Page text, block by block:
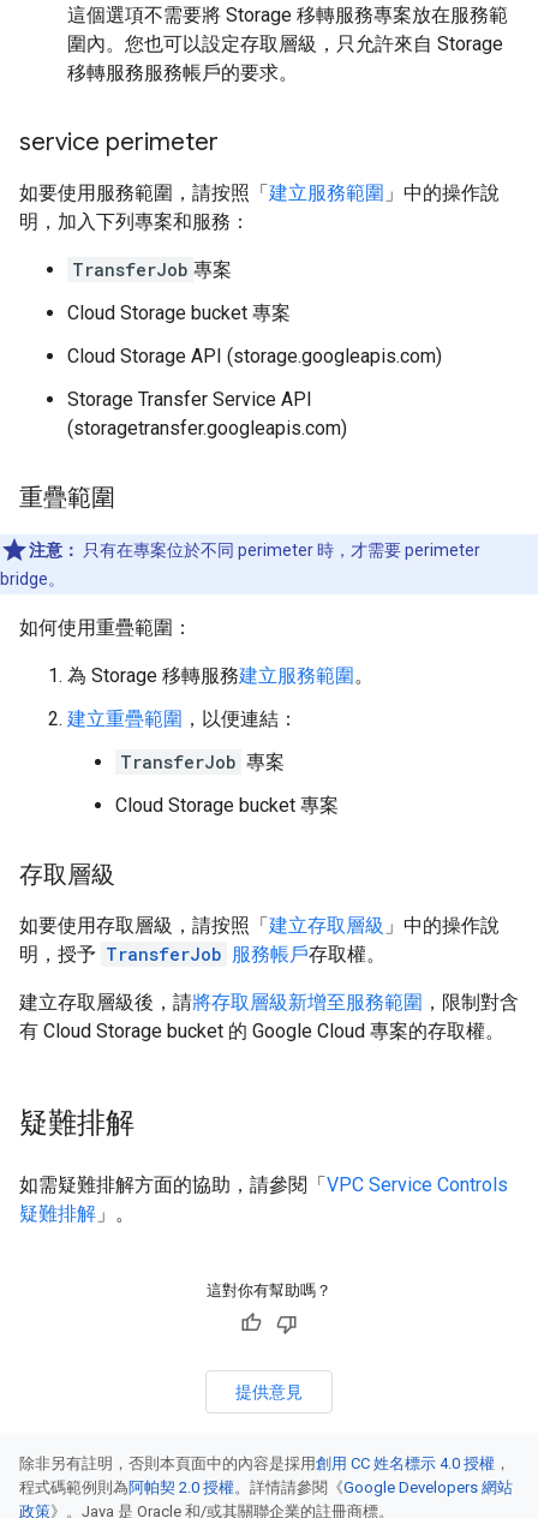
這個選項不需要將 Storage 移轉服務專案放在服務範
圍內。您也可以設定存取層級，只允許來自 Storage
移轉服務服務帳戶的要求。
service perimeter
如要使用服務範圍，請按照「建立服務範圍 」中的操作說
明，加入下列專案和服務：
TransferJob 專案
Cloud Storage bucket 專案
Cloud Storage API (storage.googleapis.com)
Storage Transfer Service API
(storagetransfer.googleapis.com)
重疊範圍
注意：
只有在專案位於不同 perimeter 時，才需要 perimeter
bridge。
如何使用重疊範圍：
為 Storage 移轉服務建立服務範圍。
建立重疊範圍 ，以便連結：
TransferJob 專案
Cloud Storage bucket 專案
存取層級
如要使用存取層級，請按照「建立存取層級 」中的操作說
明，授予 TransferJob 服務帳戶存取權。
建立存取層級後，請將存取層級新增至服務範圍 ，限制對含
有 Cloud Storage bucket 的 Google Cloud 專案的存取權。
疑難排解
如需疑難排解方面的協助，請參閱「VPC Service Controls
疑難排解 」。
這對你有幫助嗎？
提供意見
除非另有註明，否則本頁面中的內容是採用創用 CC 姓名標示 4.0 授權 ，
程式碼範例則為阿帕契 2.0 授權。詳情請參閱《Google Developers 網站
政策》。Java 是 Oracle 和/或其關聯企業的註冊商標。